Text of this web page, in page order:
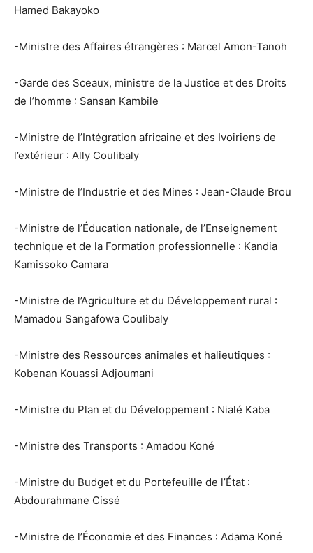
Hamed Bakayoko
-Ministre des Affaires étrangères : Marcel Amon-Tanoh
-Garde des Sceaux, ministre de la Justice et des Droits
de l’homme : Sansan Kambile
-Ministre de l’Intégration africaine et des Ivoiriens de
l’extérieur : Ally Coulibaly
-Ministre de l’Industrie et des Mines : Jean-Claude Brou
-Ministre de l’Éducation nationale, de l’Enseignement
technique et de la Formation professionnelle : Kandia
Kamissoko Camara
-Ministre de l’Agriculture et du Développement rural :
Mamadou Sangafowa Coulibaly
-Ministre des Ressources animales et halieutiques :
Kobenan Kouassi Adjoumani
-Ministre du Plan et du Développement : Nialé Kaba
-Ministre des Transports : Amadou Koné
-Ministre du Budget et du Portefeuille de l’État :
Abdourahmane Cissé
-Ministre de l’Économie et des Finances : Adama Koné